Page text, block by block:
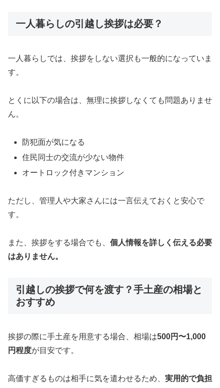
一人暮らしの引越し挨拶は必要？
一人暮らしでは、挨拶をしない選択も一般的になっていま
す。
とくに以下の場合は、無理に挨拶しなくても問題ありませ
ん。
防犯面が気になる
住民同士の交流が少ない物件
オートロック付きマンション
ただし、管理人や大家さんには一言伝えておくと安心で
す。
また、挨拶をする場合でも、 個人情報を詳しく伝える必要
はありません。
引越しの挨拶で何を渡す？手土産の相場と
おすすめ
挨拶の際に手土産を用意する場合、相場は500円〜1,000
円程度が目安です。
高価すぎるものは相手に気を遣わせるため、 実用的で負担